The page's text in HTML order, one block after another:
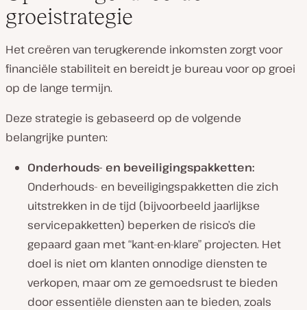
groeistrategie
Het creëren van terugkerende inkomsten zorgt voor
financiële stabiliteit en bereidt je bureau voor op groei
op de lange termijn.
Deze strategie is gebaseerd op de volgende
belangrijke punten:
Onderhouds- en beveiligingspakketten:
Onderhouds- en beveiligingspakketten die zich
uitstrekken in de tijd (bijvoorbeeld jaarlijkse
servicepakketten) beperken de risico’s die
gepaard gaan met “kant-en-klare” projecten. Het
doel is niet om klanten onnodige diensten te
verkopen, maar om ze gemoedsrust te bieden
door essentiële diensten aan te bieden, zoals